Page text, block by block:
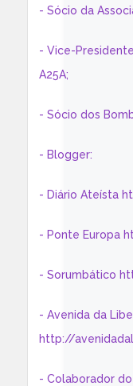
- Sócio da
- Vice-
A25A;
- Sócio dos
- Blogger:
- Diário Ateísta
- Ponte Europa
- Sorumbático
- Avenida da
http://
- Colaborador